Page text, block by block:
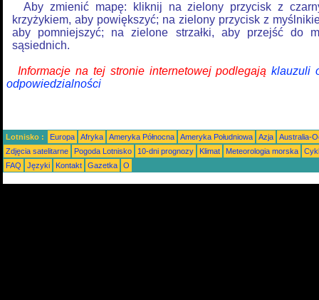
Aby zmienić mapę: kliknij na zielony przycisk z
krzyżykiem, aby powiększyć; na zielony przycisk z
aby pomniejszyć; na zielone strzałki, aby przejść do
sąsiednich.
Informacje na tej stronie internetowej podlegająklauzuli
odpowiedzialności
Lotnisko : Europa Afryka Ameryka Północna Ameryka Południowa Azja
Australia-
Zdjęcia satelitarne
Pogoda Lotnisko 10-dni prognozy Klimat Meteorologia morska
FAQ
Języki Kontakt Gazetka O